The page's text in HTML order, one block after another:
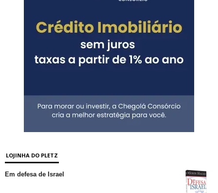
LOJINHA DO PLETZ
Em defesa de Israel